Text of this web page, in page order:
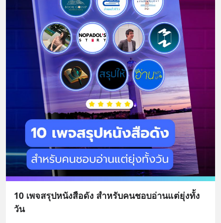
10 เพจสรุปหนังสือดัง สำหรับคนชอบอ่านแต่ยุ่งทั้ง
วัน